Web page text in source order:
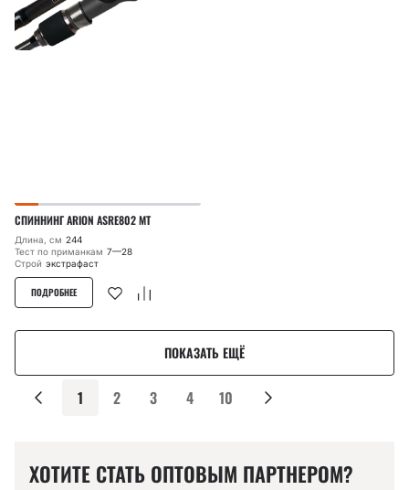
СПИННИНГ ARION ASRE802 MT
Длина, см 244
Тест по приманкам 7—28
Строй экстрафаст
ПОДРОБНЕЕ
ПОКАЗАТЬ ЕЩЁ
1 2 3 4 10
ХОТИТЕ СТАТЬ ОПТОВЫМ ПАРТНЕРОМ?